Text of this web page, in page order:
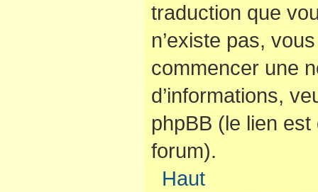
traduction que
n’existe pas,
commencer une
d’informations,
phpBB (le lien
forum).
Haut